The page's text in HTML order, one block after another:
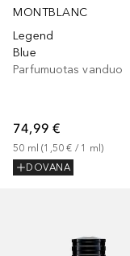
MONTBLANC
Legend
Blue
Parfumuotas vanduo
74,99 €
50 ml (1,50 € / 1 ml)
DOVANA